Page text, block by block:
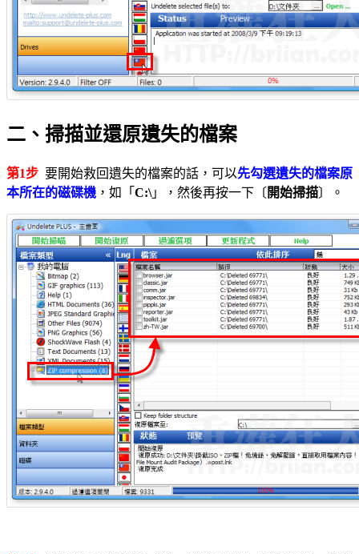
二、掃描並還原遺失的檔案
第1步 要開始救回遺失的檔案的話，可以先勾選遺失的檔案原
本所在的磁碟機 ，如「 C:\」，然後再按一下〔 開始掃描〕。